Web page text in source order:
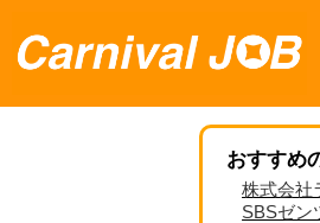
おすすめ
株式会社
SBSゼン